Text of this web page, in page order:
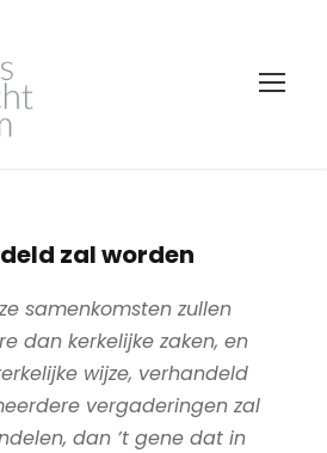
zal worden
samenkomsten zullen
dan kerkelijke zaken, en
wijze, verhandeld
vergaderingen zal
dan ’t gene dat in